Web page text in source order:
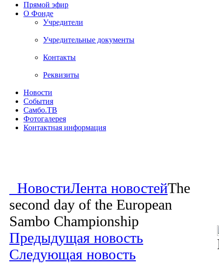
Прямой эфир
О Фонде
Учредители
Учредительные документы
Контакты
Реквизиты
Новости
События
Самбо.ТВ
Фотогалерея
Контактная информация
НовостиЛента новостейThe
second day of the European
Sambo Championship
Предыдущая новость
Следующая новость